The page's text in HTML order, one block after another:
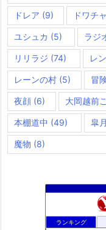
ドレア (9) ドワチ
ユシュカ (5) ラジ
リリラジ (74) レ
レーンの村 (5) 冒
夜顔 (6) 大岡越前
本棚道中 (49) 皐
魔物 (8)
ランキング
rosappi
888位 小さな村